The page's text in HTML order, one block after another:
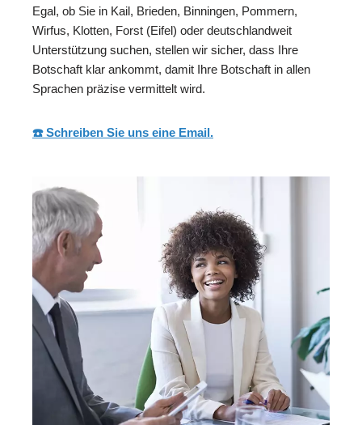
Egal, ob Sie in Kail, Brieden, Binningen, Pommern,
Wirfus, Klotten, Forst (Eifel) oder deutschlandweit
Unterstützung suchen, stellen wir sicher, dass Ihre
Botschaft klar ankommt, damit Ihre Botschaft in allen
Sprachen präzise vermittelt wird.
☎️ Schreiben Sie uns eine Email.